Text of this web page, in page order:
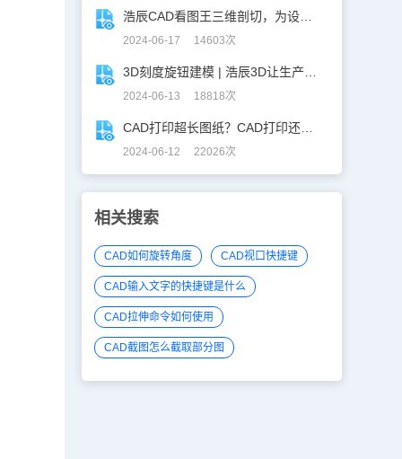
2024-06-17 14603次
2024-06-13 18818次
2024-06-12 22026次
相关搜索
CAD如何旋转角度 CAD视口快捷键
CAD输入文字的快捷键是什么
CAD拉伸命令如何使用
CAD截图怎么截取部分图